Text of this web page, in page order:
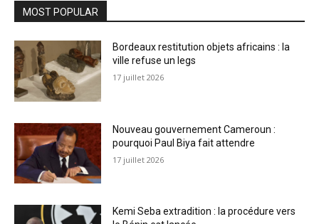
MOST POPULAR
Bordeaux restitution objets africains : la
ville refuse un legs
17 juillet 2026
Nouveau gouvernement Cameroun :
pourquoi Paul Biya fait attendre
17 juillet 2026
Kemi Seba extradition : la procédure vers